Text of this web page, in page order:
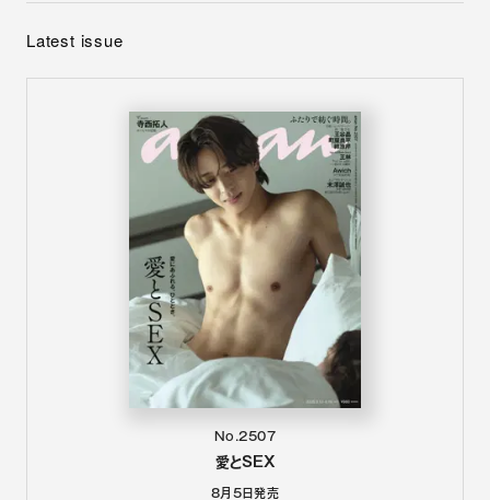
Latest issue
No.2507
愛とSEX
8月5日発売